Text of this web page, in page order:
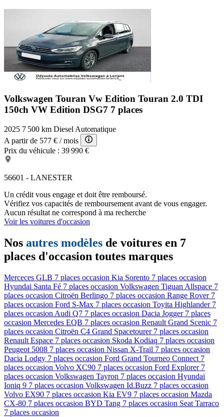
Volkswagen Touran Vw Edition Touran 2.0 TDI
150ch VW Edition DSG7 7 places
2025 7 500 km Diesel Automatique
A partir de 577 € / mois
Prix du véhicule : 39 990 €
56601 - LANESTER
Un crédit vous engage et doit être remboursé.
Vérifiez vos capacités de remboursement avant de vous engager.
Aucun résultat ne correspond à ma recherche
Voir les voitures d'occasion
Nos autres modèles de voitures en 7
places d'occasion toutes marques
Merceces GLB 7 places occasion Kia Sorento 7 places occasion
Hyundai Santa Fé 7 places occasion Volkswagen Tiguan Allspace 7
places occasion Citroën Berlingo 7 places occasion Range Rover 7
places occasion Ford S-Max 7 places occasion Toyita Highlander 7
places occasion Audi Q7 7 places occasion Dacia Jogger 7 places
occasion Mercedes EQB 7 places occasion Renault Grand Scenic 7
places occasion Citroën C4 Grand Spacetourer 7 places occasion
Renault Espace 7 places occasion Skoda Kodiaq 7 places occasion
Peugeot 5008 7 places occasion Nissan X-Trail 7 places occasion
Dacia Lodgy 7 places occasion Ford Grand Tourneo Connect 7
places occasion Volvo XC90 7 places occasion Ford Explorer 7
places occasion Volkswagen Tayron 7 places occasion Hyundai
Ioniq 9 7 places occasion Volkswagen Id.Buzz 7 places occasion
Volvo EX90 7 places occasion Kia EV9 7 places occasion Mazda
CX-80 7 places occasion BYD Tang 7 places occasion Seat Tarraco
7 places occasion